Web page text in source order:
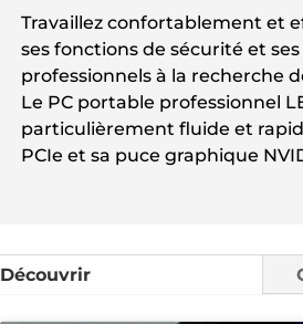
Travaillez confortablement et
ses fonctions de sécurité et
professionnels à la recherche
Le PC portable professionnel
particulièrement fluide et
PCIe et sa puce graphique
Découvrir